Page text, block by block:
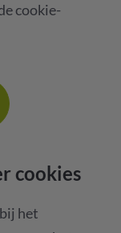
cookie-
cookies
het